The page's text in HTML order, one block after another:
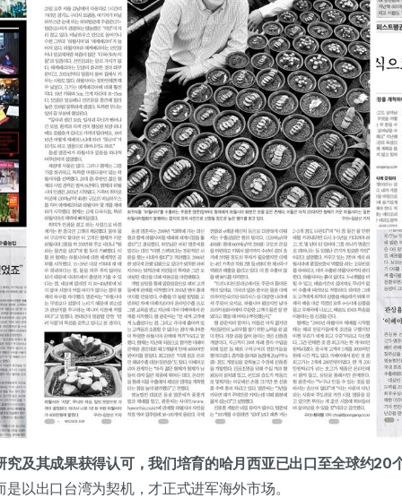
究及其成果获得认可，我们培育的哈月西亚已出口至全球约20
以出口台湾为契机，才正式进军海外市场。